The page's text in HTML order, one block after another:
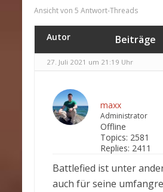
Ansicht von 5 Antwort-Threads
Autor Beiträge
27. Juli 2021 um 21:19 Uhr
maxx
Administrator
Offline
Topics: 2581
Replies: 2411
Battlefied ist unter
auch für seine